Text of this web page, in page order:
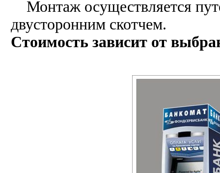
Монтаж осуществляется
двусторонним скотчем.
Стоимость зависит от